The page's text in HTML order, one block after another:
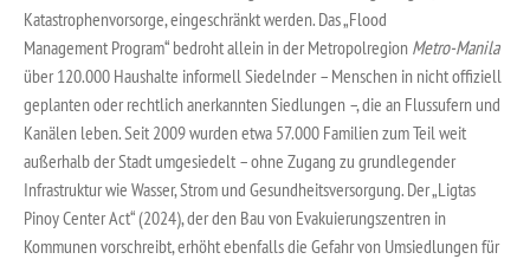
Katastrophenvorsorge, eingeschränkt werden. Das „Flood
Management Program“ bedroht allein in der Metropolregion Metro-Manila
über 120.000 Haushalte informell Siedelnder – Menschen in nicht offiziell
geplanten oder rechtlich anerkannten Siedlungen –, die an Flussufern und
Kanälen leben. Seit 2009 wurden etwa 57.000 Familien zum Teil weit
außerhalb der Stadt umgesiedelt – ohne Zugang zu grundlegender
Infrastruktur wie Wasser, Strom und Gesundheitsversorgung. Der „Ligtas
Pinoy Center Act“ (2024), der den Bau von Evakuierungszentren in
Kommunen vorschreibt, erhöht ebenfalls die Gefahr von Umsiedlungen für